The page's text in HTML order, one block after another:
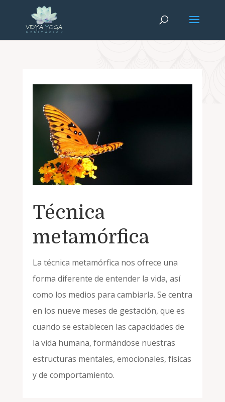
Técnica
metamórfica
La técnica metamórfica nos ofrece una
forma diferente de entender la vida, así
como los medios para cambiarla. Se centra
en los nueve meses de gestación, que es
cuando se establecen las capacidades de
la vida humana, formándose nuestras
estructuras mentales, emocionales, físicas
y de comportamiento.